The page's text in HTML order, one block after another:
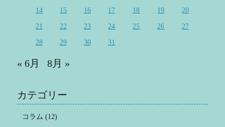
14 15 16 17 18 19 20
21 22 23 24 25 26 27
28 29 30 31
« 6月 8月 »
カテゴリー
コラム (12)